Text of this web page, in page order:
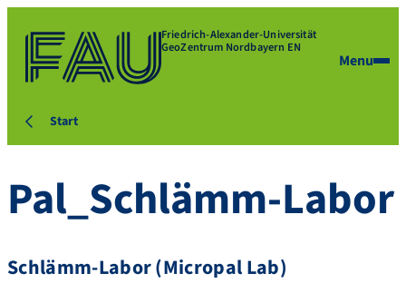
Friedrich-Alexander-Universität
GeoZentrum Nordbayern EN
Menu
Start
Pal_Schlämm-Labor
Schlämm-Labor (Micropal Lab)